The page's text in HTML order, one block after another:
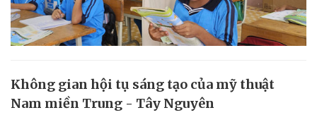
Không gian hội tụ sáng tạo của mỹ thuật
Nam miền Trung - Tây Nguyên